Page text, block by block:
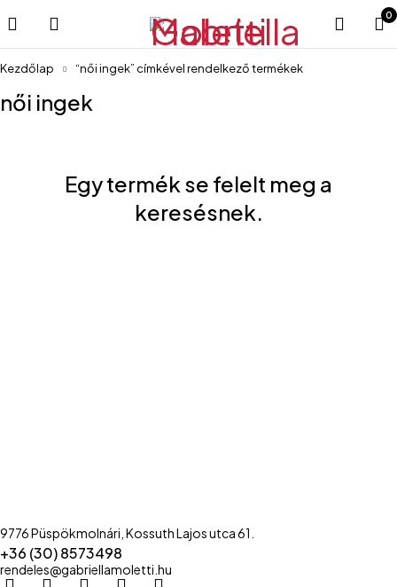
0
Kezdőlap “női ingek” címkével rendelkező termékek
női ingek
Egy termék se felelt meg a
keresésnek.
9776 Püspökmolnári, Kossuth Lajos utca 61.
+36 (30) 8573498
rendeles@gabriellamoletti.hu